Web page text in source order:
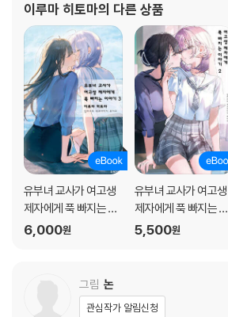
이루마 히토마의 다른 상품
유부녀 교사가 여고생
제자에게 푹 빠지는 이
야기 03권 (완결)
6,000원
유부녀 교사가 여고생
제자에게 푹 빠지는 이
야기 02권
5,500원
그림 논
관심작가 알림신청